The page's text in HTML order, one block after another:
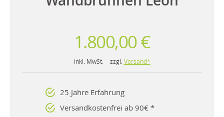
1.800,00 €
inkl. MwSt. - zzgl. Versand*
25 Jahre Erfahrung
Versandkostenfrei ab 90€ *